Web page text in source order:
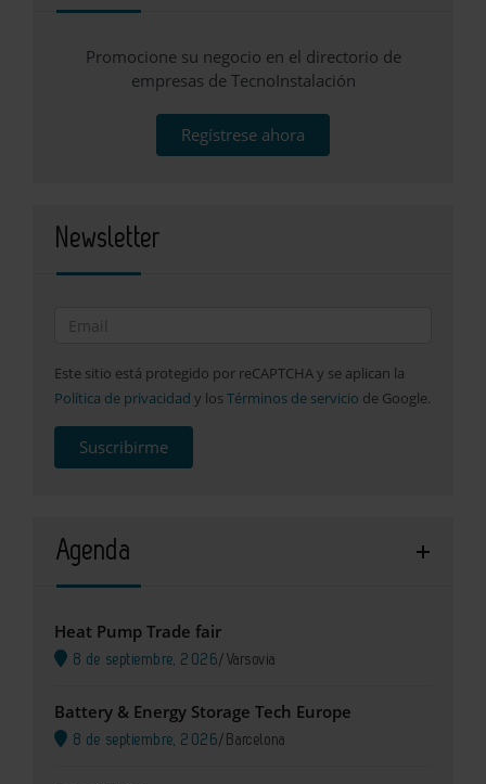
Promocione su negocio en el directorio de
empresas de TecnoInstalación
Regístrese ahora
Newsletter
Este sitio está protegido por reCAPTCHA y se aplican la
Política de privacidad y los Términos de servicio de Google.
Suscribirme
Agenda
Heat Pump Trade fair
8 de septiembre, 2026/ Varsovia
Battery & Energy Storage Tech Europe
8 de septiembre, 2026/ Barcelona